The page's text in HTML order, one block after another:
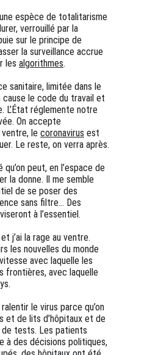
espèce de totalitarisme
verrouillé par la
sur le principe de
la surveillance accrue
les algorithmes.
sanitaire, limitée dans le
le code du travail et
L’État réglemente notre
On accepte
le coronavirus est
Le reste, on verra après.
peut, en l’espace de
la donne. Il me semble
de se poser des
sans filtre… Des
à l’essentiel.
j’ai la rage au ventre.
les nouvelles du monde
avec laquelle les
frontières, avec laquelle
le virus parce qu’on
et de lits d’hôpitaux et de
de tests. Les patients
à des décisions politiques,